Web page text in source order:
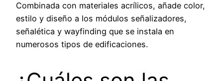
Combinada con materiales acrílicos, añade color,
estilo y diseño a los módulos señalizadores,
señalética y wayfinding que se instala en
numerosos tipos de edificaciones.